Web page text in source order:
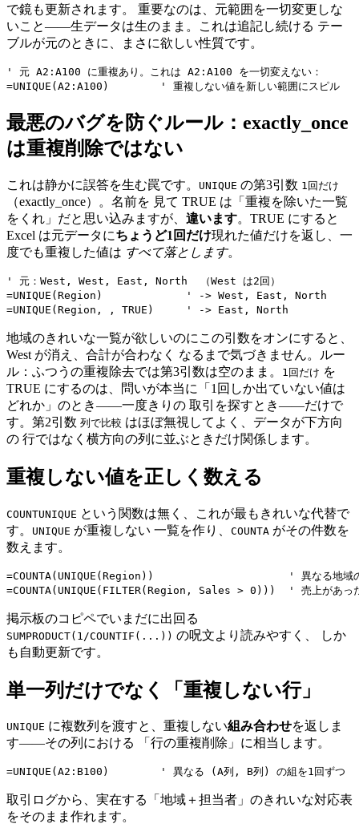
で鏡も更新されます。 重要なのは、元範囲を一切変更しな
いこと——生データは生のまま。これは追記し続ける テー
ブルが元のときに、まさに欲しい性質です。
' 元 A2:A100 に重複あり。これは A2:A100 を一切変えない：
最悪のバグを防ぐルール：exactly_once
は重複削除ではない
これは静かに誤答を生む罠です。 UNIQUE の第3引数 1回だけ
（exactly_once）。名前を 見て TRUE は「重複を除いた一覧
をくれ」だと思い込みますが、 違います。TRUE にすると
Excel は元データにちょうど1回だけ現れた値だけを返し、一
度でも重複した値は すべて落とします。
' 元：West, West, East, North  （West は2回）
=UNIQUE(Region)             ' -> West, East, North     （重
地域のきれいな一覧が欲しいのにこの引数をオンにすると、
West が消え、合計が合わなく なるまで気づきません。ルー
ル：ふつうの重複除去では第3引数は空のまま。
1回だけ を
TRUE にするのは、問いが本当に「1回しか出ていない値は
どれか」のとき——一度きりの 取引を探すとき——だけで
す。第2引数 列で比較 はほぼ無視してよく、データが下方向
の 行ではなく横方向の列に並ぶときだけ関係します。
重複しない値を正しく数える
COUNTUNIQUE という関数は無く、これが最もきれいな代替で
す。
UNIQUE が重複しない 一覧を作り、 COUNTA がその件数を
数えます。
=COUNTA(UNIQUE(Region))                     ' 異なる地域
掲示板のコピペでいまだに出回る
SUMPRODUCT(1/COUNTIF(...)) の呪文より読みやすく、 しか
も自動更新です。
単一列だけでなく「重複しない行」
UNIQUE に複数列を渡すと、重複しない組み合わせを返しま
す——その列における 「行の重複削除」に相当します。
取引ログから、実在する「地域＋担当者」のきれいな対応表
をそのまま作れます。